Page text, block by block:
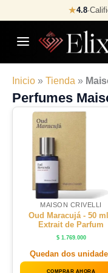
to
content
★4.8·
Inicio » Tienda »
Perfumes
MAISON CRIVELLI
Oud Maracujá - 50
Extrait de Parfum
$1.769.000
Quedan dos
COMPRAR AHORA